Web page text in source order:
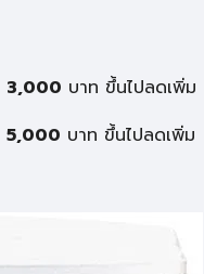
3,000 บาท ขึ้นไปลดเพิ่ม
5,000 บาท ขึ้นไปลดเพิ่ม